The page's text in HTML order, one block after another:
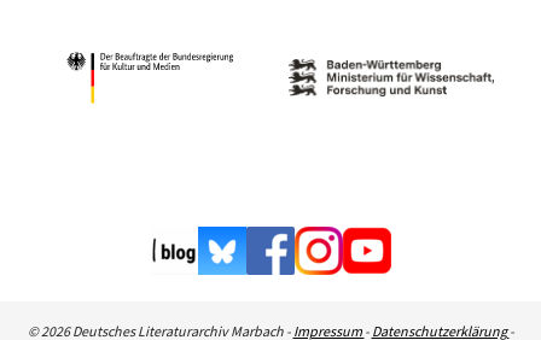
© 2026 Deutsches Literaturarchiv Marbach - Impressum - Datenschutzerklärung-